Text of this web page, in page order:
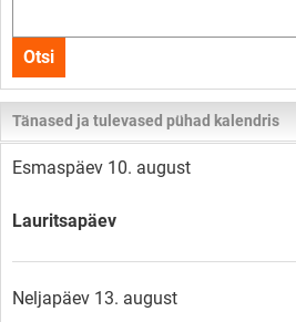
kogu
lehelt
Otsi
Tänased ja tulevased pühad kalendris
Esmaspäev 10. august
Lauritsapäev
Neljapäev 13. august